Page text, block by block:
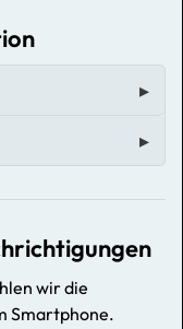
wir die
Smartphone.